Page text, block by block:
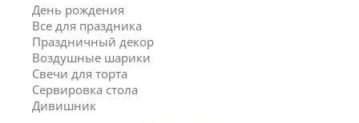
День рождения
Все для праздника
Праздничный декор
Воздушные шарики
Свечи для торта
Сервировка стола
Дивишник